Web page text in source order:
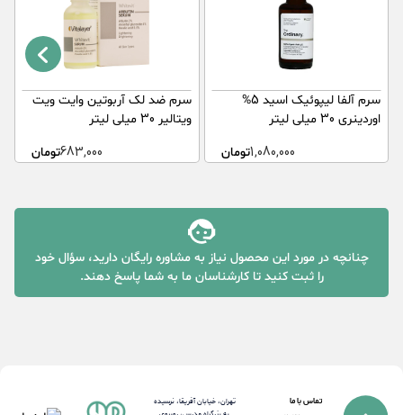
سرم آلفا لیپوئیک اسید 5%
اوردینری 30 میلی لیتر
1,080,000تومان
سرم ضد لک آربوتین وایت ویت
ویتالیر 30 میلی لیتر
683,000تومان
چنانچه در مورد این محصول نیاز به مشاوره رایگان دارید، سؤال خود
را ثبت کنید تا کارشناسان ما به شما پاسخ دهند.
تماس با ما
تهران، خیابان آفریقا، نرسیده